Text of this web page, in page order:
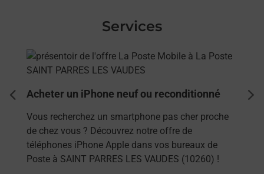
Services
En savoir plus
Acheter un iPhone neuf ou reconditionné
Vous recherchez un smartphone pas cher proche
de chez vous ? Découvrez notre offre de
téléphones iPhone Apple dans vos bureaux de
Poste à SAINT PARRES LES VAUDES (10260) !